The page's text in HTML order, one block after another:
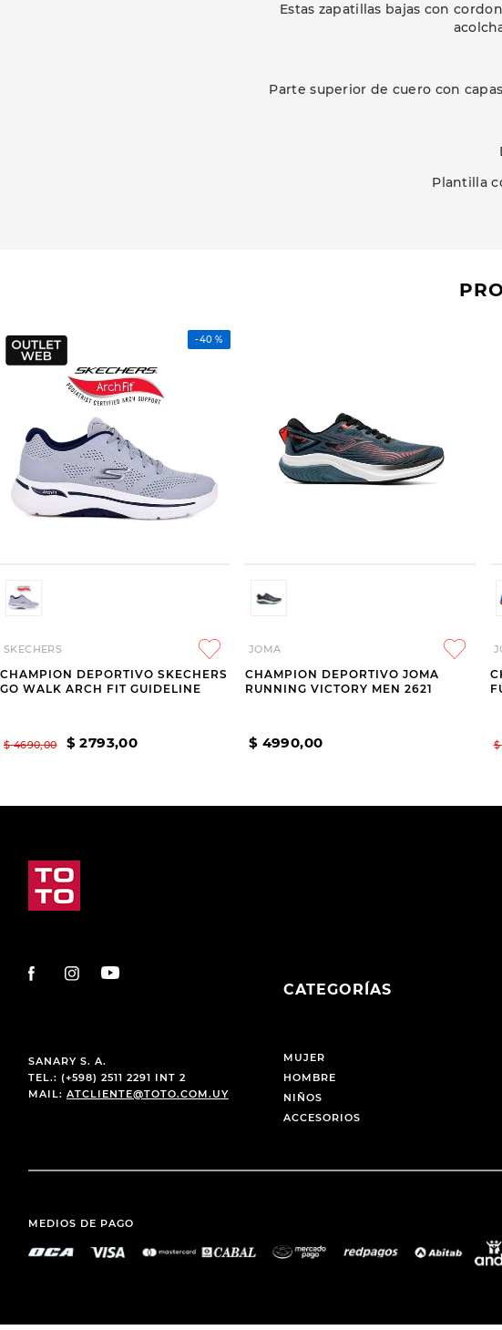
Estas zapatillas bajas con
Parte superior de cuero con
Plantilla
-40 %
SKECHERS
CHAMPION DEPORTIVO SKECHERS
GO WALK ARCH FIT GUIDELINE
$ 4690,00 $ 2793,00
JOMA
CHAMPION DEPORTIVO JOMA
RUNNING VICTORY MEN 2621
$ 4990,00 $
SANARY S. A.
TEL.: (+598) 2511 2291 INT 2
MAIL: ATCLIENTE@TOTO.COM.UY
CATEGORÍAS
MUJER
HOMBRE
NIÑOS
ACCESORIOS
MEDIOS DE PAGO